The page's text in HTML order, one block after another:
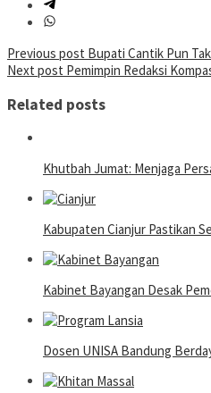
Post
navigation
Previous post Bupati Cantik Pun
Next post Pemimpin Redaksi
Related posts
Khutbah Jumat: Menjaga
Kabupaten Cianjur Pastikan
Kabinet Bayangan Desak
Dosen UNISA Bandung